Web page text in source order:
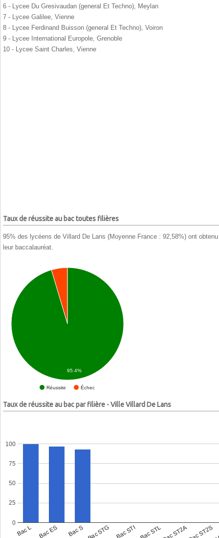
6 - Lycee Du Gresivaudan (general Et Techno), Meylan
7 - Lycee Galilee, Vienne
8 - Lycee Ferdinand Buisson (general Et Techno), Voiron
9 - Lycee International Europole, Grenoble
10 - Lycee Saint Charles, Vienne
Taux de réussite au bac toutes filières
95% des lycéens de Villard De Lans (Moyenne France : 92,58%) ont obtenu
leur baccalauréat.
Réussite Échec
95.4%
Taux de réussite au bac par filière - Ville Villard De Lans
Bac L Bac ES Bac S Bac STG Bac STI Bac STLBac ST2ABac ST2S
0
25
50
75
100